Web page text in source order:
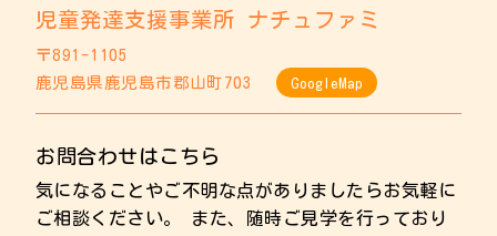
児童発達支援事業所 ナチュファミ
〒891-1105
鹿児島県鹿児島市郡山町703
GoogleMap
お問合わせはこちら
気になることやご不明な点がありましたらお気軽に
ご相談ください。 また、随時ご見学を行っており